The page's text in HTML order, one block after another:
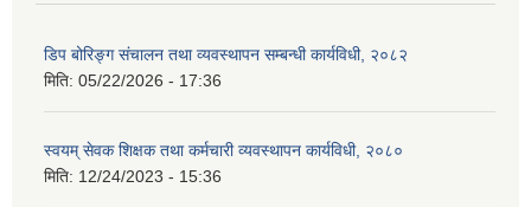
डिप बोरिङ्ग संचालन तथा व्यवस्थापन सम्बन्धी कार्यविधी, २०८२
मिति: 05/22/2026 - 17:36
स्वयम् सेवक शिक्षक तथा कर्मचारी व्यवस्थापन कार्यविधी, २०८०
मिति: 12/24/2023 - 15:36